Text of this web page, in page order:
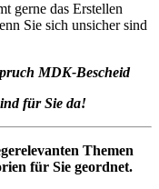
gerne das Erstellen
Sie sich unsicher sind
für Sie da!
Themen
für Sie geordnet.